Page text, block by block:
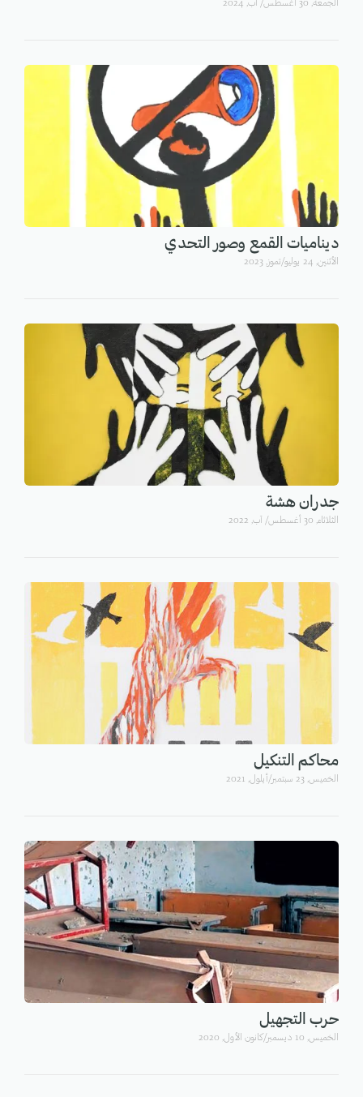
الجمعة, 30 أغسطس/ آب, 2024
ديناميات القمع وصور التحدي
اﻷثنين, 24 يوليو/تموز, 2023
جدران هشة
الثلاثاء, 30 أغسطس/ آب, 2022
محاكم التنكيل
الخميس, 23 سبتمبر/أيلول, 2021
حرب التجهيل
الخميس, 10 ديسمبر/كانون الأول, 2020